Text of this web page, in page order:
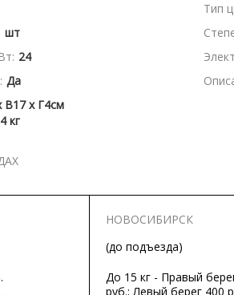
Тип
шт
24
Да
В17 x Г4см
кг
НОВОСИБИРСК
(до подъезда)
До 15 кг - Правый
руб.; Левый берег 400